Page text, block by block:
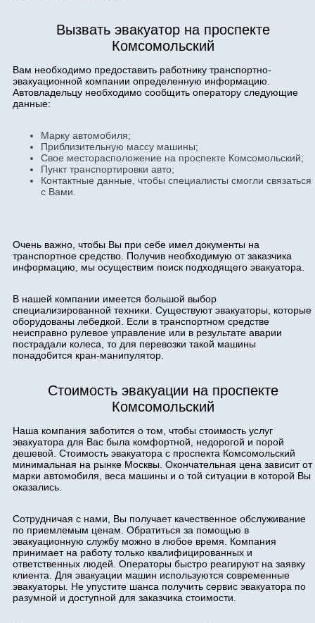
Вызвать эвакуатор на проспекте
Комсомольский
Вам необходимо предоставить работнику транспортно-
эвакуационной компании определенную информацию.
Автовладельцу необходимо сообщить оператору следующие
данные:
Марку автомобиля;
Приблизительную массу машины;
Свое месторасположение на проспекте Комсомольский;
Пункт транспортировки авто;
Контактные данные, чтобы специалисты смогли связаться
с Вами.
Очень важно, чтобы Вы при себе имел документы на
транспортное средство. Получив необходимую от заказчика
информацию, мы осуществим поиск подходящего эвакуатора.
В нашей компании имеется большой выбор
специализированной техники. Существуют эвакуаторы, которые
оборудованы лебедкой. Если в транспортном средстве
неисправно рулевое управление или в результате аварии
пострадали колеса, то для перевозки такой машины
понадобится кран-манипулятор.
Стоимость эвакуации на проспекте
Комсомольский
Наша компания заботится о том, чтобы стоимость услуг
эвакуатора для Вас была комфортной, недорогой и порой
дешевой. Стоимость эвакуатора с проспекта Комсомольский
минимальная на рынке Москвы. Окончательная цена зависит от
марки автомобиля, веса машины и о той ситуации в которой Вы
оказались.
Сотрудничая с нами, Вы получает качественное обслуживание
по приемлемым ценам. Обратиться за помощью в
эвакуационную службу можно в любое время. Компания
принимает на работу только квалифицированных и
ответственных людей. Операторы быстро реагируют на заявку
клиента. Для эвакуации машин используются современные
эвакуаторы. Не упустите шанса получить сервис эвакуатора по
разумной и доступной для заказчика стоимости.